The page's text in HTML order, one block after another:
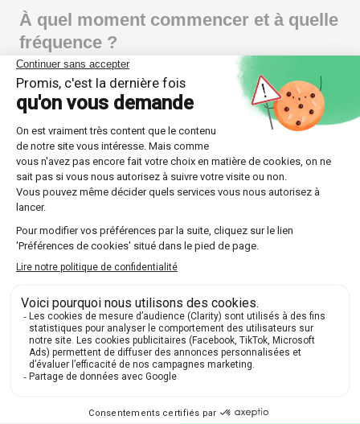
À quel moment commencer et à quelle
fréquence ?
Le meilleur moment est celui où la difficulté apparaît,
sans attendre le conseil de classe. Une heure
hebdomadaire suffit dans la plupart des situations,
positionnée sur un créneau fixe, par exemple le
mercredi après-midi ou le samedi matin.
Pourquoi si tôt ? Parce qu'une lacune en maths coûte
peu à corriger en octobre et beaucoup en avril. Les
familles qui démarrent en début d'année scolaire
laissent au Sherpa le temps d'installer des
lieu de travailler dans l'urgence des bulletins.
La régularité prime sur le volume. Mieux vaut une
séance par semaine pendant six mois qu'un
scolaires offrent en revanche un bon levier